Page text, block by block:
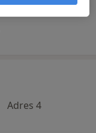
Adres 4